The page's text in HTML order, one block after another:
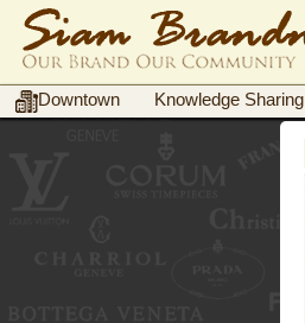
Downtown Knowledge Sharing